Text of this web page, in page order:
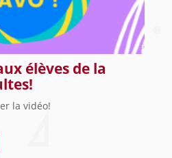
élèves de la
la vidéo!